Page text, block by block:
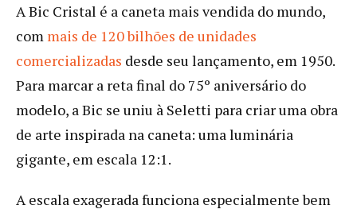
A Bic Cristal é a caneta mais vendida do mundo,
com mais de 120 bilhões de unidades
comercializadas desde seu lançamento, em 1950.
Para marcar a reta final do 75º aniversário do
modelo, a Bic se uniu à Seletti para criar uma obra
de arte inspirada na caneta: uma luminária
gigante, em escala 12:1.
A escala exagerada funciona especialmente bem